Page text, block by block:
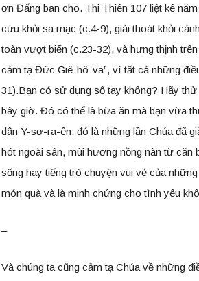
ơn Đấng ban cho. Thi Thiên 107 liệt kê
cứu khỏi sa mạc (c.4-9), giải thoát khỏi
toàn vượt biển (c.23-32), và hưng thịnh
cảm tạ Đức Giê-hô-va”, vì tất cả những
31).Bạn có sử dụng sổ tay không? Hãy
bây giờ. Đó có thể là bữa ăn mà bạn vừa
dân Y-sơ-ra-ên, đó là những lần Chúa đã
hót ngoài sân, mùi hương nồng nàn từ căn
sống hay tiếng trò chuyện vui vẻ của
món quà và là minh chứng cho tình yêu
–
Và chúng ta cũng cảm tạ Chúa về những